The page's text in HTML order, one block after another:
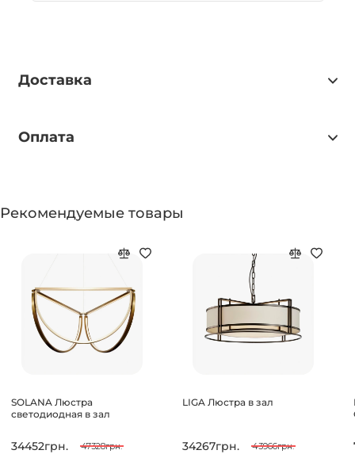
Доставка
Оплата
Рекомендуемые товары
SOLANA Люстра
светодиодная в зал
34452грн. 47328грн.
LIGA Люстра в зал
34267грн. 43966грн.